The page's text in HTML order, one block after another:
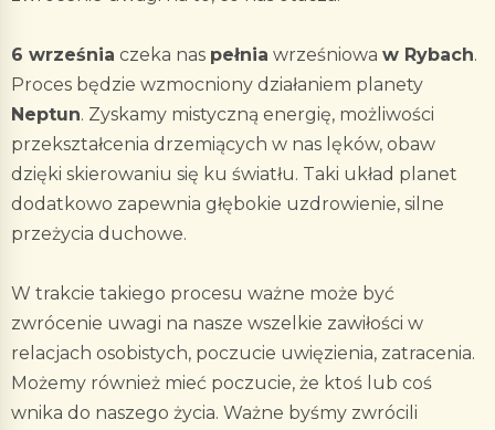
6 września czeka nas pełnia wrześniowa w Rybach.
Proces będzie wzmocniony działaniem planety
Neptun. Zyskamy mistyczną energię, możliwości
przekształcenia drzemiących w nas lęków, obaw
dzięki skierowaniu się ku światłu. Taki układ planet
dodatkowo zapewnia głębokie uzdrowienie, silne
przeżycia duchowe.
W trakcie takiego procesu ważne może być
zwrócenie uwagi na nasze wszelkie zawiłości w
relacjach osobistych, poczucie uwięzienia, zatracenia.
Możemy również mieć poczucie, że ktoś lub coś
wnika do naszego życia. Ważne byśmy zwrócili